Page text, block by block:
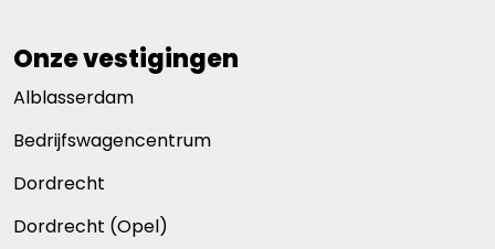
Onze vestigingen
Alblasserdam
Bedrijfswagencentrum
Dordrecht
Dordrecht (Opel)